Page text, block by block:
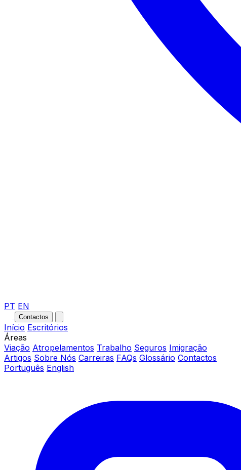
PT EN
Contactos
Início Escritórios
Áreas
Viação Atropelamentos Trabalho Seguros Imigração
Artigos Sobre Nós Carreiras FAQs Glossário Contactos
Português English